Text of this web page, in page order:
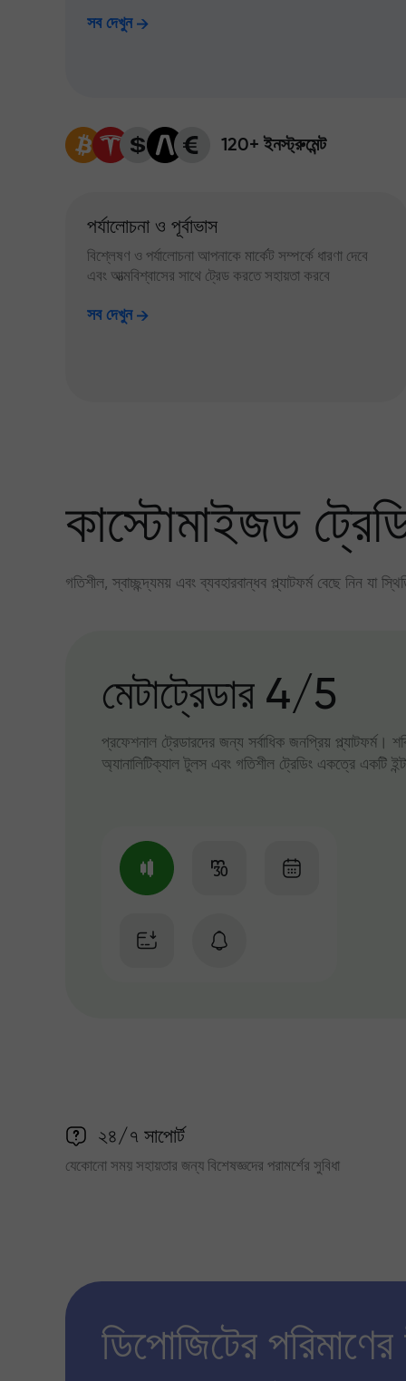
সব দেখুন
120+ ইনস্ট্রুমেন্ট
পর্যালোচনা ও পূর্বাভাস
বিশ্লেষণ ও পর্যালোচনা আপনাকে মার্কেট সম্পর্কে ধারণা দেবে
এবং আত্মবিশ্বাসের সাথে ট্রেড করতে সহায়তা করবে
সব দেখুন
কাস্টোমাইজড
গতিশীল, স্বাচ্ছন্দ্যময় এবং ব্যবহারবান্ধব প্ল্যাটফর্ম বেছে নিন যা
মেটাট্রেডার 4/5
প্রফেশনাল ট্রেডারদের জন্য সর্বাধিক জনপ্রিয় প্ল্যাটফর্ম।
অ্যানালিটিক্যাল টুলস এবং গতিশীল ট্রেডিং একত্রে একটি
২৪/৭ সাপোর্ট
যেকোনো সময় সহায়তার জন্য বিশেষজ্ঞদের পরামর্শের সুবিধা
ডিপোজিটের